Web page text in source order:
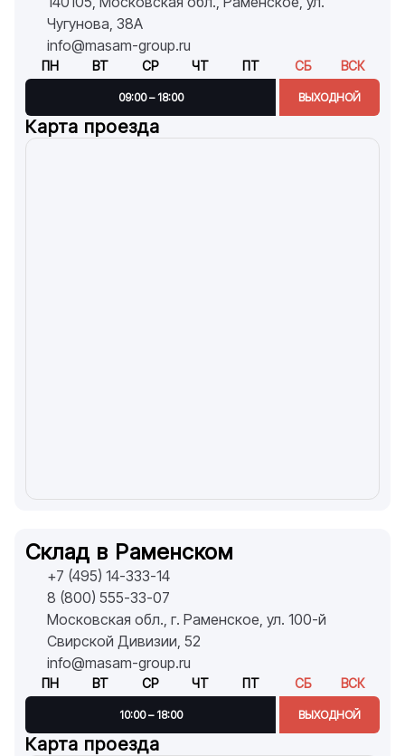
Чугунова, 38А
info@masam-group.ru
ПН ВТ СР ЧТ ПТ
09:00 – 18:00
СБ ВСК
ВЫХОДНОЙ
Карта проезда
Склад в Раменском
+7 (495) 14-333-14
8 (800) 555-33-07
Московская обл., г. Раменское, ул. 100-й
Свирской Дивизии, 52
info@masam-group.ru
ПН ВТ СР ЧТ ПТ
10:00 – 18:00
СБ ВСК
ВЫХОДНОЙ
Карта проезда